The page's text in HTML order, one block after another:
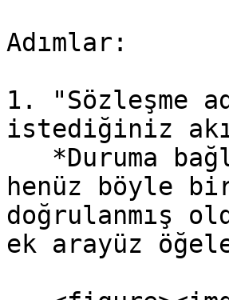
Adımlar:
1. "Sözleşme
istediğiniz
henüz böyle
doğrulanmış
ek arayüz